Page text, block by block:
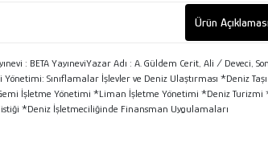
Ürün Açıklaması
: BETA YayıneviYazar Adı : A. Güldem Cerit, Ali / Deveci,
Sınıflamalar İşlevler ve Deniz Ulaştırması *Deniz
İşletme Yönetimi *Liman İşletme Yönetimi *Deniz
*Deniz İşletmeciliğinde Finansman Uygulamaları